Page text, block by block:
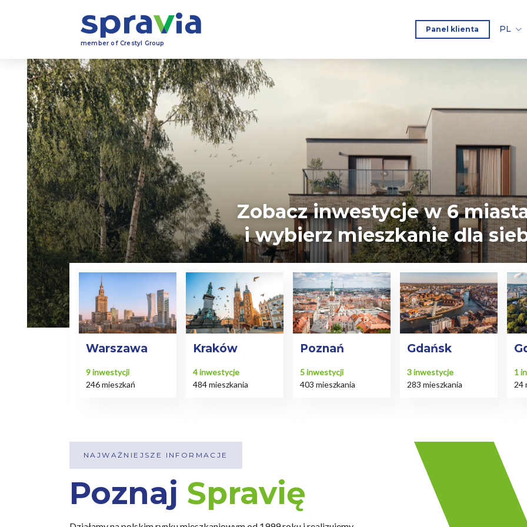
member of Crestyl Group
Panel klienta PL
Zobacz inwestycje w 6
i wybierz mieszkanie dla
Warszawa
9inwestycji
246 mieszkań
Kraków
4inwestycje
484 mieszkania
Poznań
5inwestycji
403 mieszkania
Gdańsk
3inwestycje
283 mieszkania
1
24
NAJWAŻNIEJSZE INFORMACJE
Poznaj Spravię